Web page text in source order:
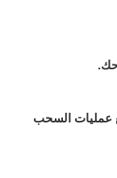
عمليات السحب